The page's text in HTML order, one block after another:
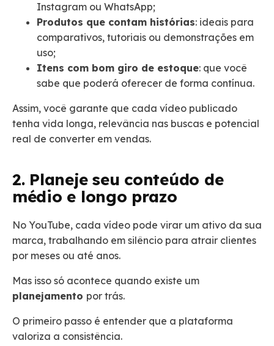
Instagram ou WhatsApp;
Produtos que contam histórias: ideais para
comparativos, tutoriais ou demonstrações em
uso;
Itens com bom giro de estoque: que você
sabe que poderá oferecer de forma contínua.
Assim, você garante que cada vídeo publicado
tenha vida longa, relevância nas buscas e potencial
real de converter em vendas.
2. Planeje seu conteúdo de
médio e longo prazo
No YouTube, cada vídeo pode virar um ativo da sua
marca, trabalhando em silêncio para atrair clientes
por meses ou até anos.
Mas isso só acontece quando existe um
planejamento por trás.
O primeiro passo é entender que a plataforma
valoriza a consistência.